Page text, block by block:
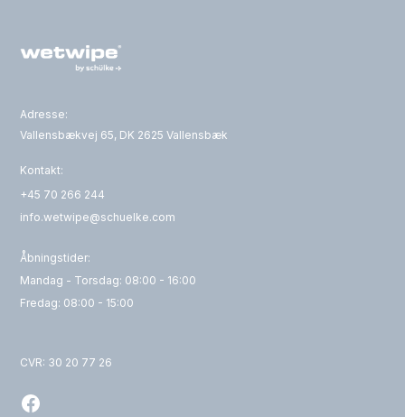
Adresse:
Vallensbækvej 65, DK 2625 Vallensbæk
Kontakt:
+45 70 266 244
info.wetwipe@schuelke.com
Åbningstider:
Mandag - Torsdag: 08:00 - 16:00
Fredag: 08:00 - 15:00
CVR: 30 20 77 26